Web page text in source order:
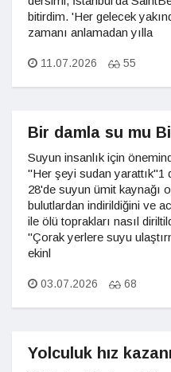
bitirdim. 'Her gelecek
zamanı anlamadan yılla
11.07.2026 55
Bir damla su mu
Suyun insanlık için
"Her şeyi sudan yarattık"1
28'de suyun ümit kaynağı
bulutlardan indirildiğini ve
ile ölü toprakları nasıl
"Çorak yerlere suyu
ekinl
03.07.2026 68
Yolculuk hız